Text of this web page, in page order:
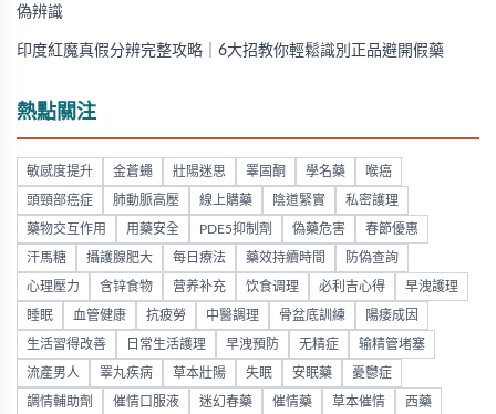
偽辨識
印度紅魔真假分辨完整攻略｜6大招教你輕鬆識別正品避開假藥
熱點關注
敏感度提升 金蒼蠅 壯陽迷思 睪固酮 學名藥 喉癌
頭頸部癌症 肺動脈高壓 線上購藥 陰道緊實 私密護理
藥物交互作用 用藥安全 PDE5抑制劑 偽藥危害 春節優惠
汗馬糖 攝護腺肥大 每日療法 藥效持續時間 防偽查詢
心理壓力 含锌食物 营养补充 饮食调理 必利吉心得 早洩護理
睡眠 血管健康 抗疲勞 中醫調理 骨盆底訓練 陽痿成因
生活習得改善 日常生活護理 早洩預防 无精症 输精管堵塞
流產男人 睪丸疾病 草本壯陽 失眠 安眠藥 憂鬱症
調情輔助劑 催情口服液 迷幻春藥 催情藥 草本催情 西藥